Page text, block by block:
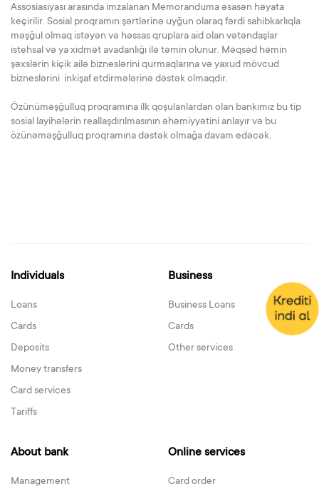
Assosiasiyası arasında imzalanan Memoranduma əsasən həyata
keçirilir. Sosial proqramın şərtlərinə uyğun olaraq fərdi sahibkarlıqla
məşğul olmaq istəyən və həssas qruplara aid olan vətəndaşlar
istehsal və ya xidmət avadanlığı ilə təmin olunur. Məqsəd həmin
şəxslərin kiçik ailə bizneslərini qurmaqlarına və yaxud mövcud
bizneslərini inkişaf etdirmələrinə dəstək olmaqdır.
Özünüməşğulluq proqramına ilk qoşulanlardan olan bankımız bu tip
sosial layihələrin reallaşdırılmasının əhəmiyyətini anlayır və bu
özünəməşğulluq proqramına dəstək olmağa davam edəcək.
Individuals
Loans
Cards
Deposits
Money transfers
Card services
Tariffs
Business
Business Loans
Cards
Other services
About bank
Management
Online services
Card order